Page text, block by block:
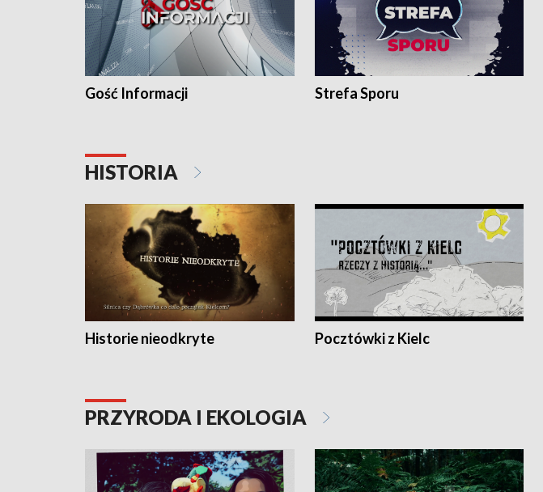
Gość Informacji Strefa Sporu
HISTORIA
Historie nieodkryte Pocztówki z Kielc
PRZYRODA I EKOLOGIA